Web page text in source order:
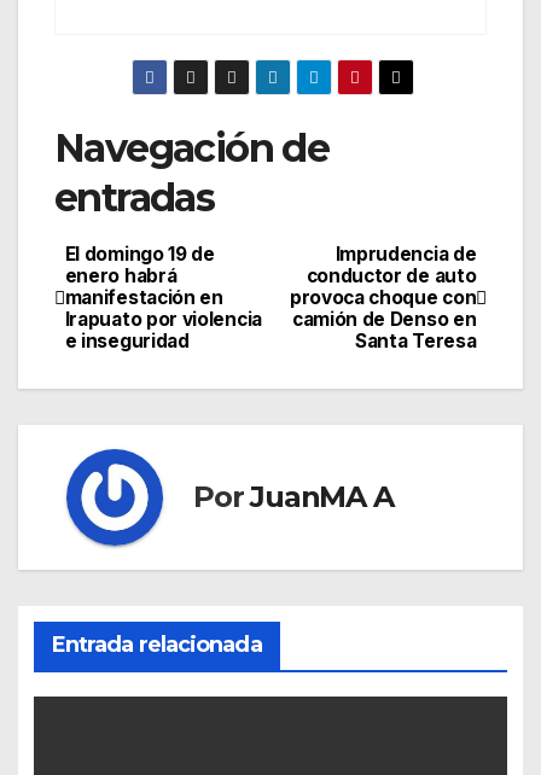
Navegación de
entradas
Imprudencia de
conductor de auto
provoca choque con
camión de Denso en
Santa Teresa
El domingo 19 de
enero habrá
manifestación en
Irapuato por violencia
e inseguridad
PorJuanMA A
Entrada relacionada